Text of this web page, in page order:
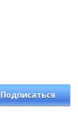
Подписаться